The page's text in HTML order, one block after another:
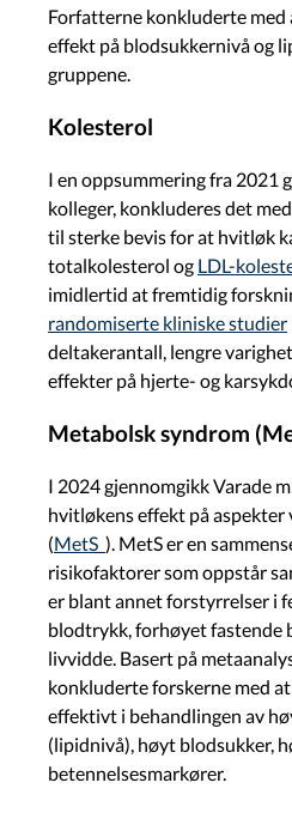
Forfatterne konkluderte
effekt på blodsukkernivå og
gruppene.
Kolesterol
I en oppsummering fra 2021
kolleger, konkluderes det
til sterke bevis for at hvitløk
totalkolesterol og LDL-
imidlertid at fremtidig
randomiserte kliniske studier
deltakerantall, lengre
effekter på hjerte- og
Metabolsk syndrom
I 2024 gjennomgikk Varade
hvitløkens effekt på
(MetS ). MetS er en
risikofaktorer som oppstår
er blant annet forstyrrelser i
blodtrykk, forhøyet fastende
livvidde. Basert på
konkluderte forskerne med
effektivt i behandlingen av
(lipidnivå), høyt blodsukker,
betennelsesmarkører.